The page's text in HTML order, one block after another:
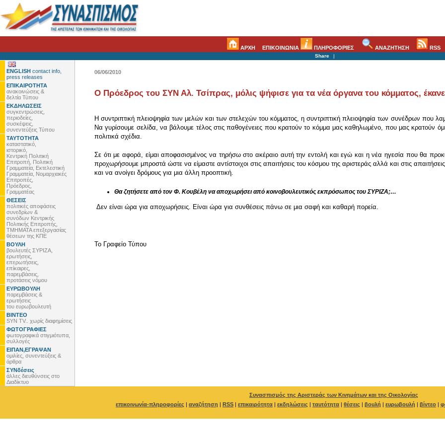
ΑΡΧΗ ΕΠΙΚΟΙΝΩΝΙΑ ΠΛΗΡΟΦΟΡΙΕΣ ΑΝΑΖΗΤΗΣΗ RSS
Share |
ENGLISH contact info,
press releases
ΕΠΙΚΑΙΡΟΤΗΤΑ
ανακοινώσεις &
δελτία Τύπου
ΕΚΔΗΛΩΣΕΙΣ
συγκεντρώσεις,
περιοδείες,
συσκέψεις,
συνεντεύξεις Τύπου
ΤΑΥΤΟΤΗΤΑ
καταστατικό,
ιστορικό,
Κεντρική Πολιτική
Επιτροπή, Πολιτική
Γραμματεία, Εκτελεστική
Γραμματεία, Νομαρχιακές
Επιτροπές,
Πρόεδρος,
Γραμματέας
ΘΕΣΕΙΣ
πολιτικές αποφάσεις
συνεδρίων &
συνόδων Κεντρικής
Πολιτικής Επιτροπής,
ΤΜΗΜΑΤΑ επεξεργασίας
θέσεων της ΚΠΕ
ΒΟΥΛΗ
βουλευτές ΣΥΡΙΖΑ,
ερωτήσεις,
επερωτήσεις,
επίκαιρες,
παρεμβάσεις,
προτάσεις νόμου
ΕΥΡΩΒΟΥΛΗ
παρεμβάσεις &
ερωτήσεις
του ευρωβουλευτή
ΒΙΝΤΕΟ
SYN TV.. χωρίς διαφημίσεις
ΦΩΤΟΓΡΑΦΙΕΣ
φωτογραφικά στιγμιότυπα,
συλλογές
ΕΙΠΑΝ,ΕΓΡΑΨΑΝ
ομιλίες, συνεντεύξεις &
άρθρα
ΣΥΝδέσεις
άλλες διευθύνσεις στο
Διαδίκτυο
06/06/2010
Ο Πρόεδρος του ΣΥΝ Αλ. Τσίπρας, μόλις ψήφισε για τα νέα όργανα του κόμματος,
Η συντριπτική πλειοψηφία των μελών και των στελεχών του κόμματος, η συντριπτική πλειοψηφία των συνέδρων που
Να γυρίσουμε σελίδα, να βάλουμε τέλος στις παθογένειες που κρατούν το κόμμα μας καθηλωμένο, που μας κρατούν
πολιτικά σχέδια.
Σε ότι με αφορά, είμαι αποφασισμένος να τηρήσω στο ακέραιο αυτή την εντολή και εγώ και η νέα ηγεσία που θα
προχωρήσουμε μπροστά ώστε να είμαστε αντίστοιχοι στις απαιτήσεις του κόσμου της αριστεράς αλλά και στις
και να ανοίγει δρόμους για μια άλλη προοπτική.
Θα ζητήσετε από τον Φ. Κουβέλη να αποχωρήσει από κοινοβουλευτικός εκπρόσωπος του ΣΥΡΙΖΑ;…
Δεν είναι ώρα για αποχωρήσεις. Είναι ώρα για συνθέσεις πάνω σε μια σαφή και καθαρή πορεία.
To Γραφείο Τύπου
Συνασπισμός της Αριστεράς των Κινημάτων και της Οικολογίας
επικοινωνία-πληροφορίες | αναζήτηση | RSS | επικαιρότητα | εκδηλώσεις | ταυτότητα | θέσεις | βουλή | ευρωβουλή | βίντεο |